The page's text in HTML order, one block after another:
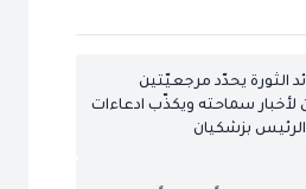
الثورة يحدّد مرجعيّتين
لأخبار سماحته ويكذّب ادعاءات
بزشكيان